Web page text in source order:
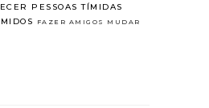
PESSOAS TÍMIDAS
FAZER AMIGOS
MUDAR